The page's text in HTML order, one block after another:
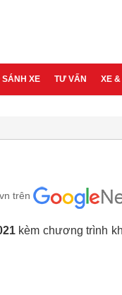
SÁNH XE TƯ VẤN XE
trên
kèm chương trình